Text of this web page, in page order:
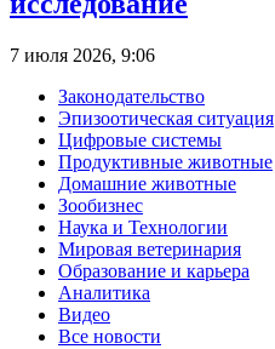
7 июля 2026, 9:06
Законодательство
Эпизоотическая ситуация
Цифровые системы
Продуктивные животные
Домашние животные
Зообизнес
Наука и Технологии
Мировая ветеринария
Образование и карьера
Аналитика
Видео
Все новости